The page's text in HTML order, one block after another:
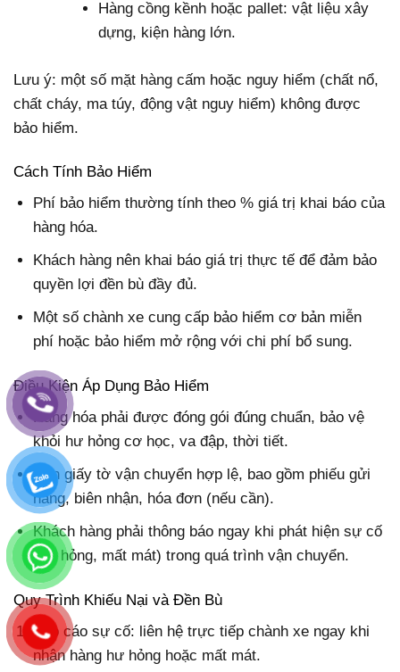
Hàng cồng kềnh hoặc pallet: vật liệu xây
dựng, kiện hàng lớn.
Lưu ý: một số mặt hàng cấm hoặc nguy hiểm (chất nổ,
chất cháy, ma túy, động vật nguy hiểm) không được
bảo hiểm.
Cách Tính Bảo Hiểm
Phí bảo hiểm thường tính theo % giá trị khai báo của
hàng hóa.
Khách hàng nên khai báo giá trị thực tế để đảm bảo
quyền lợi đền bù đầy đủ.
Một số chành xe cung cấp bảo hiểm cơ bản miễn
phí hoặc bảo hiểm mở rộng với chi phí bổ sung.
Điều Kiện Áp Dụng Bảo Hiểm
Hàng hóa phải được đóng gói đúng chuẩn, bảo vệ
khỏi hư hỏng cơ học, va đập, thời tiết.
Cần giấy tờ vận chuyển hợp lệ, bao gồm phiếu gửi
hàng, biên nhận, hóa đơn (nếu cần).
Khách hàng phải thông báo ngay khi phát hiện sự cố
(hư hỏng, mất mát) trong quá trình vận chuyển.
Quy Trình Khiếu Nại và Đền Bù
Báo cáo sự cố: liên hệ trực tiếp chành xe ngay khi
nhận hàng hư hỏng hoặc mất mát.